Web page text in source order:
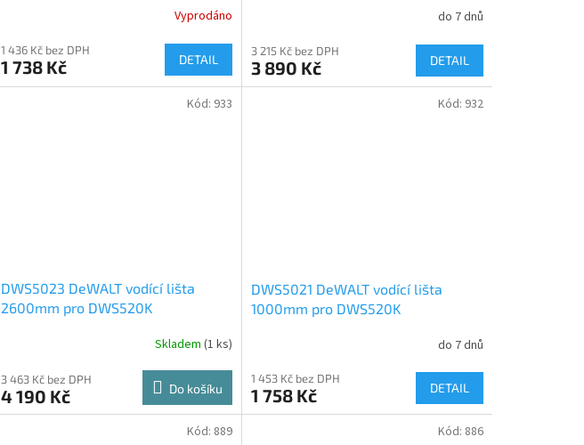
Vyprodáno
1 436 Kč bez DPH
1 738 Kč DETAIL
do 7 dnů
3 215 Kč bez DPH
3 890 Kč DETAIL
DWS5023 DeWALT vodící lišta
2600mm pro DWS520K
Skladem (1 ks)
3 463 Kč bez DPH
4 190 Kč Do košíku
Kód: 933
DWS5021 DeWALT vodící lišta
1000mm pro DWS520K
do 7 dnů
1 453 Kč bez DPH
1 758 Kč DETAIL
Kód: 932
Kód: 889 Kód: 886